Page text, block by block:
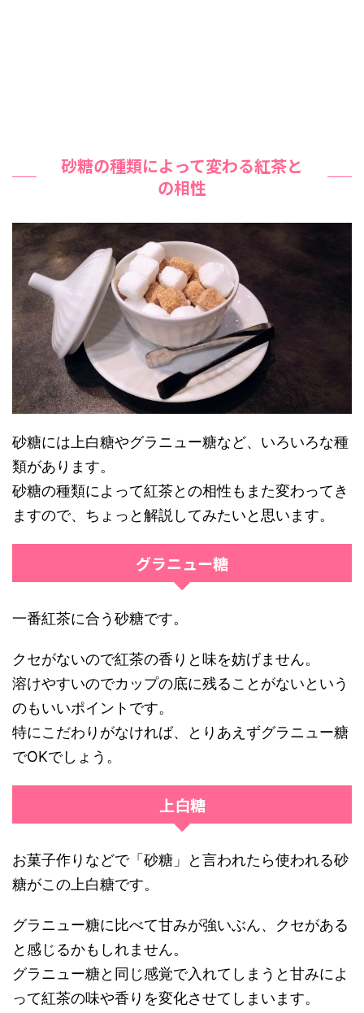
砂糖の種類によって変わる紅茶と
の相性
砂糖には上白糖やグラニュー糖など、いろいろな種
類があります。
砂糖の種類によって紅茶との相性もまた変わってき
ますので、ちょっと解説してみたいと思います。
グラニュー糖
一番紅茶に合う砂糖です。
クセがないので紅茶の香りと味を妨げません。
溶けやすいのでカップの底に残ることがないという
のもいいポイントです。
特にこだわりがなければ、とりあえずグラニュー糖
でOKでしょう。
上白糖
お菓子作りなどで「砂糖」と言われたら使われる砂
糖がこの上白糖です。
グラニュー糖に比べて甘みが強いぶん、クセがある
と感じるかもしれません。
グラニュー糖と同じ感覚で入れてしまうと甘みによ
って紅茶の味や香りを変化させてしまいます。